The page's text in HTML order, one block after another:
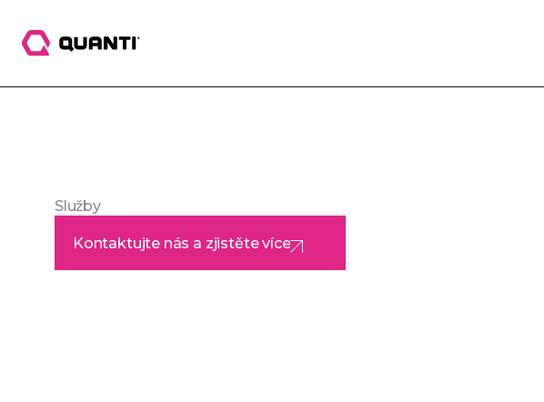
Služby
Kontaktujte nás a zjistěte více